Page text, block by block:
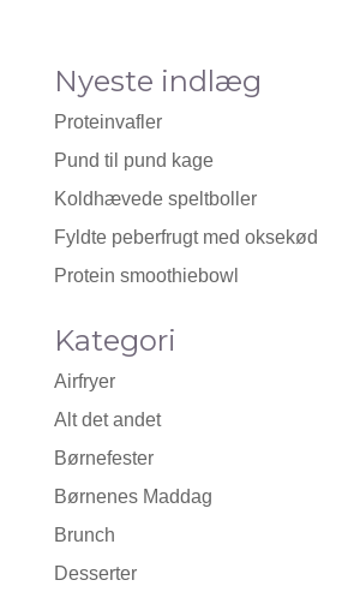
Nyeste indlæg
Proteinvafler
Pund til pund kage
Koldhævede speltboller
Fyldte peberfrugt med oksekød
Protein smoothiebowl
Kategori
Airfryer
Alt det andet
Børnefester
Børnenes Maddag
Brunch
Desserter